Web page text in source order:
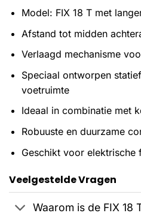
Model: FIX 18 T met
Afstand tot midden
Verlaagd mechanisme
Speciaal ontworpen
voetruimte
Ideaal in combinatie met
Robuuste en duurzame
Geschikt voor elektrische
Veelgestelde Vragen
Waarom is de FIX 18